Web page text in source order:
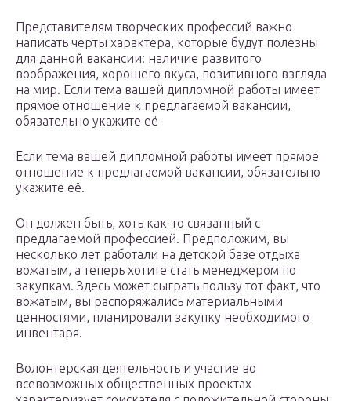
Представителям творческих профессий важно
написать черты характера, которые будут полезны
для данной вакансии: наличие развитого
воображения, хорошего вкуса, позитивного взгляда
на мир. Если тема вашей дипломной работы имеет
прямое отношение к предлагаемой вакансии,
обязательно укажите её
Если тема вашей дипломной работы имеет прямое
отношение к предлагаемой вакансии, обязательно
укажите её.
Он должен быть, хоть как-то связанный с
предлагаемой профессией. Предположим, вы
несколько лет работали на детской базе отдыха
вожатым, а теперь хотите стать менеджером по
закупкам. Здесь может сыграть пользу тот факт, что
вожатым, вы распоряжались материальными
ценностями, планировали закупку необходимого
инвентаря.
Волонтерская деятельность и участие во
всевозможных общественных проектах